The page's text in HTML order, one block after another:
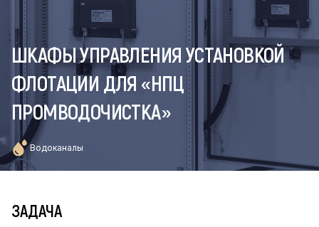
ШКАФЫ УПРАВЛЕНИЯ УСТАНОВКОЙ
ФЛОТАЦИИ ДЛЯ «НПЦ
ПРОМВОДОЧИСТКА»
Водоканалы
ЗАДАЧА